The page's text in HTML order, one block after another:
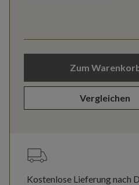
Zum
Vergleichen
Kostenlose Lieferung nach